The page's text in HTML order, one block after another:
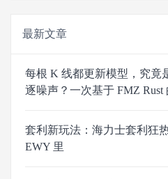
最新文章
每根 K 线都更新模型，究竟
逐噪声？一次基于 FMZ
套利新玩法：海力士套利狂
EWY 里